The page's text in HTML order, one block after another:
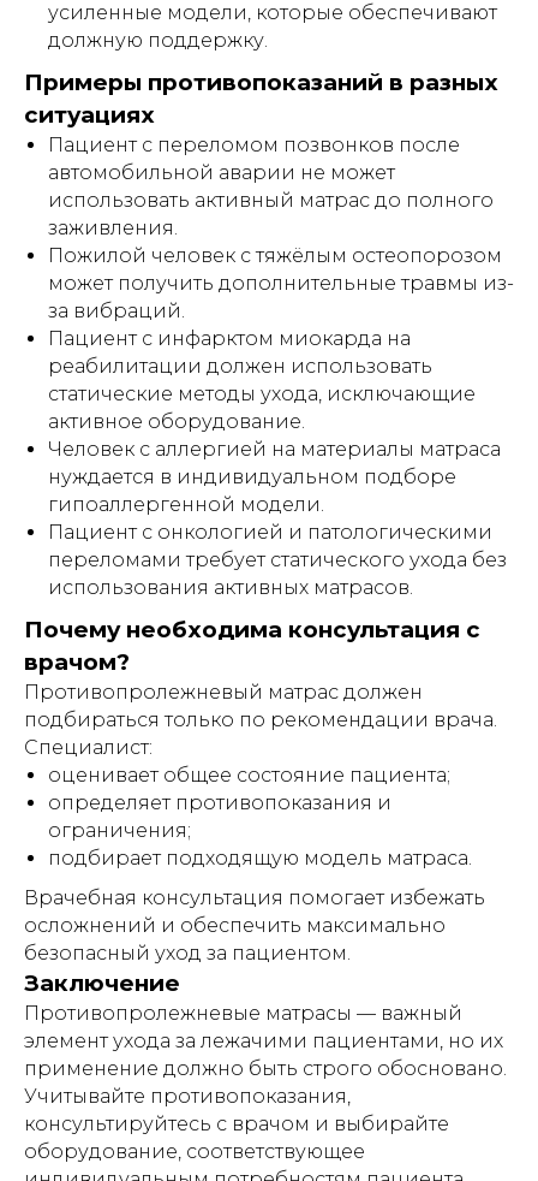
усиленные модели, которые обеспечивают
должную поддержку.
Примеры противопоказаний в разных
ситуациях
Пациент с переломом позвонков после
автомобильной аварии не может
использовать активный матрас до полного
заживления.
Пожилой человек с тяжёлым остеопорозом
может получить дополнительные травмы из-
за вибраций.
Пациент с инфарктом миокарда на
реабилитации должен использовать
статические методы ухода, исключающие
активное оборудование.
Человек с аллергией на материалы матраса
нуждается в индивидуальном подборе
гипоаллергенной модели.
Пациент с онкологией и патологическими
переломами требует статического ухода без
использования активных матрасов.
Почему необходима консультация с
врачом?
Противопролежневый матрас должен
подбираться только по рекомендации врача.
Специалист:
оценивает общее состояние пациента;
определяет противопоказания и
ограничения;
подбирает подходящую модель матраса.
Врачебная консультация помогает избежать
осложнений и обеспечить максимально
безопасный уход за пациентом.
Заключение
Противопролежневые матрасы — важный
элемент ухода за лежачими пациентами, но их
применение должно быть строго обосновано.
Учитывайте противопоказания,
консультируйтесь с врачом и выбирайте
оборудование, соответствующее
Кровати и иное оборудование
предоставляются в прокат (аренду)
исключительно для использования в
жилых помещениях (квартирах, жилых
домах), находящихся в собственности
либо на ином законном основании во
владении физического лица -
арендатора.
Прокат (аренда) оборудованияне
осуществляется
– в интересах юридических лиц;
– для использования в медицинских
организациях, пансионатах,
организациях социального
обслуживания, хосписах, а также иных
учреждениях, в которых уход за
гражданами осуществляется
сотрудниками (персоналом) таких
учреждений, независимо от формы
собственности и ведомственной
принадлежности.
Индивидуальный предприниматель
за собой право отказать в заключении
договора проката (аренды)
оборудования без объяснения причин,
в том числе при наличии сомнений в
характере предполагаемого
использования оборудования и/или
возможности соблюдения условий его
эксплуатации.
ИМЕЮТСЯ ПРОТИВОПОКАЗАНИЯ!
Перед использованием необходимо
ПРОДЛЕНИЕ АРЕНДЫ
Публичная оферта
Инструкции
⏎ | Вернуться на главную